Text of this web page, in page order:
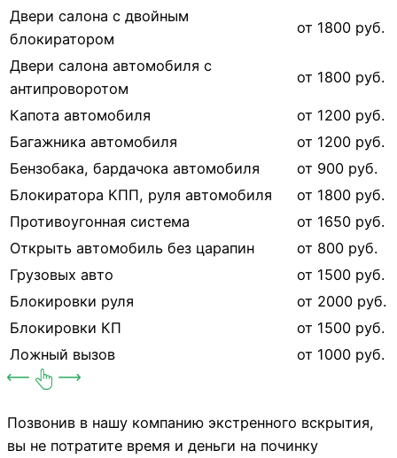
Двери салона с двойным
блокиратором
от 1800 руб.
Двери салона автомобиля с
антипроворотом
от 1800 руб.
Капота автомобиля
от 1200 руб.
Багажника автомобиля
от 1200 руб.
Бензобака, бардачока автомобиля
от 900 руб.
Блокиратора КПП, руля автомобиля
от 1800 руб.
Противоугонная система
от 1650 руб.
Открыть автомобиль без царапин
от 800 руб.
Грузовых авто
от 1500 руб.
Блокировки руля
от 2000 руб.
Блокировки КП
от 1500 руб.
Ложный вызов
от 1000 руб.
Позвонив в нашу компанию экстренного вскрытия,
вы не потратите время и деньги на починку